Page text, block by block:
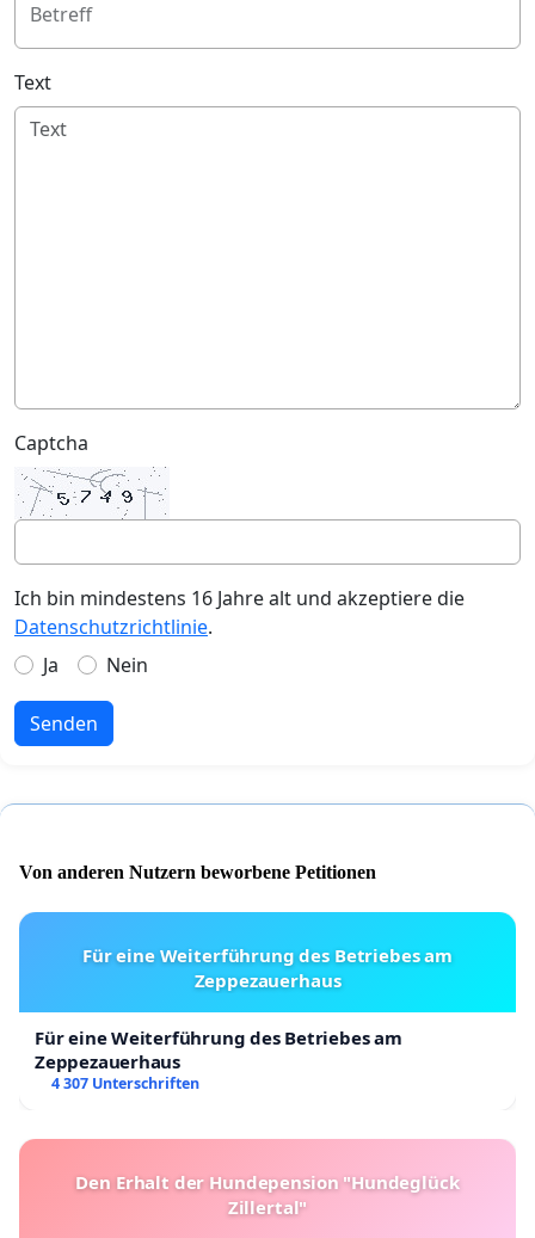
Betreff
Text
Captcha
Ich bin mindestens 16 Jahre alt und akzeptiere die
Datenschutzrichtlinie.
Ja
Nein
Senden
Von anderen Nutzern beworbene Petitionen
Für eine Weiterführung des Betriebes am
Zeppezauerhaus
Für eine Weiterführung des Betriebes am
Zeppezauerhaus
4 307 Unterschriften
Den Erhalt der Hundepension "Hundeglück
Zillertal"